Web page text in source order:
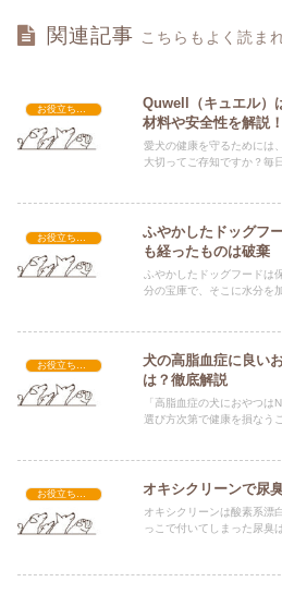
関連記事 こちらもよく読ま
Quwell（キュエル）
材料や安全性を解説！
愛犬の健康を守るためには
大切ってご存知ですか？毎
ふやかしたドッグフ
も経ったものは破棄
ふやかしたドッグフードは
分の宝庫で、そこに水分を
お役立ち情報
犬の高脂血症に良い
は？徹底解説
「高脂血症の犬におやつは
選び方次第で健康を損なう
お役立ち情報 オキシクリーンで尿
オキシクリーンは酸素系漂
っこで付いてしまった尿臭